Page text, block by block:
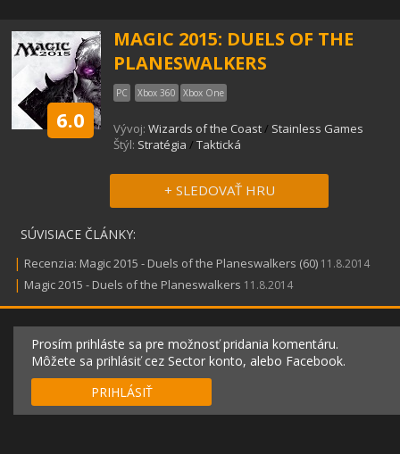
6.0
MAGIC 2015: DUELS OF THE
PLANESWALKERS
PC Xbox 360 Xbox One
Vývoj: Wizards of the Coast/ Stainless Games
Štýl: Stratégia / Taktická
+ SLEDOVAŤ HRU
SÚVISIACE ČLÁNKY:
| Recenzia: Magic 2015 - Duels of the Planeswalkers (60) 11.8.2014
| Magic 2015 - Duels of the Planeswalkers 11.8.2014
Prosím prihláste sa pre možnosť pridania komentáru.
Môžete sa prihlásiť cez Sector konto, alebo Facebook.
PRIHLÁSIŤ